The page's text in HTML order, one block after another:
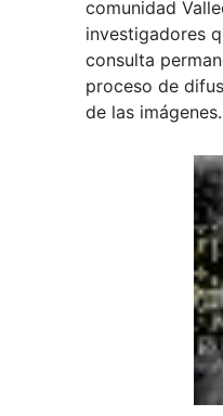
comunidad
investigadores
consulta
proceso de
de las imágenes.